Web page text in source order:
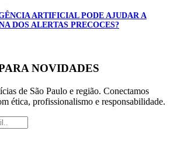
ARTIFICIAL PODE AJUDAR A
DOS ALERTAS PRECOCES?
NOVIDADES
de São Paulo e região. Conectamos
ética, profissionalismo e responsabilidade.